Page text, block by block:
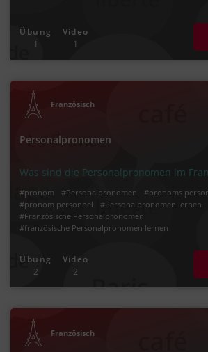
Übung
1
Video
1
Französisch
Personalpronomen
Was sind die Personalpronomen im
#pronom #Personalpronomen
#pronoms
#pronom personnel
#Personalpronomen lernen
#Französische Personalpronomen
#französische Personalpronomen lernen
Übung
2
Video
2
Französisch